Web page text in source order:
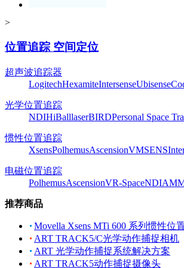
>
位置追踪 空间定位
超声波追踪器
LogitechHexamiteIntersenseUbisense
光学位置追踪
NDIHiBalllaserBIRDPersonal Space
惯性位置追踪
XsensPolhemusAscensionVMSENS
电磁位置追踪
PolhemusAscensionVR-SpaceNDI
推荐商品
Movella Xsens MTi 600 系列惯性位
ART TRACK5/C光学动作捕捉相机
ART 光学动作捕捉系统解决方案
ART TRACK5动作捕捉摄像头